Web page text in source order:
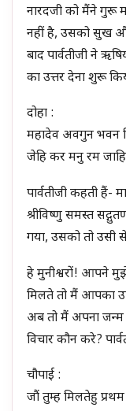
नारदजी को मैंने गुरू
नहीं है, उसको सुख और
बाद पार्वतीजी ने
का उत्तर देना शुरू
दोहा :
महादेव अवगुन भवन
जेहि कर मनु रम
पार्वतीजी कहती
श्रीविष्णु समस्त
गया, उसको तो उसी
हे मुनीश्वरों! आपने
मिलते तो मैं आपका
अब तो मैं अपना जन्म
विचार कौन करे?
चौपाई :
जौं तुम्ह मिलतेहु